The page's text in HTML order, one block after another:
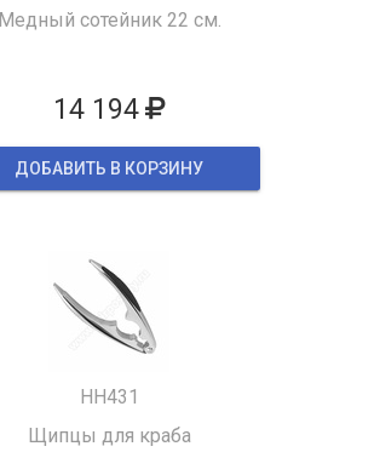
Медный сотейник 22 см.
14 194
ДОБАВИТЬ В КОРЗИНУ
HH431
Щипцы для краба